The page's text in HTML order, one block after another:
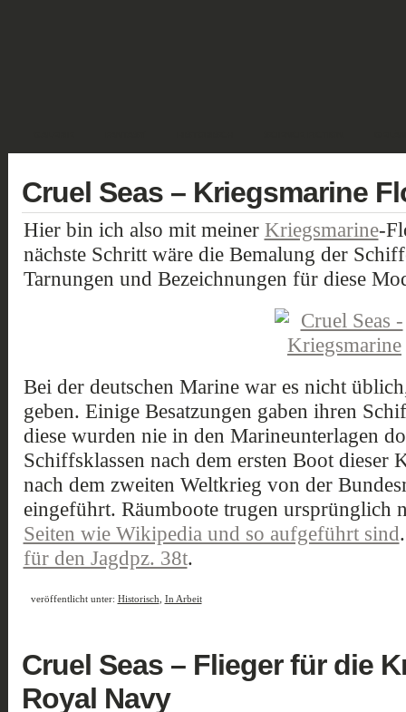
Cruel Seas – Kriegsmarine
Hier bin ich also mit meiner Kriegsmarine-
nächste Schritt wäre die Bemalung der
Tarnungen und Bezeichnungen für diese
Bei der deutschen Marine war es nicht
geben. Einige Besatzungen gaben ihren
diese wurden nie in den Marineunterlagen
Schiffsklassen nach dem ersten Boot dieser
nach dem zweiten Weltkrieg von der
eingeführt. Räumboote trugen ursprünglich
Seiten wie Wikipedia und so aufgeführt sind
für den Jagdpz. 38t.
veröffentlicht unter: Historisch In Arbeit
Cruel Seas – Flieger für die
Royal Navy